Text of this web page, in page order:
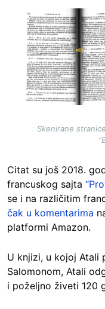
Image
Skenirane
Citat su još 2018.
francuskog sajta
se i na različitim
čak u komentarima
platformi Amazon.
U knjizi, u kojoj Atali
Salomonom, Atali
i poželjno živeti 120